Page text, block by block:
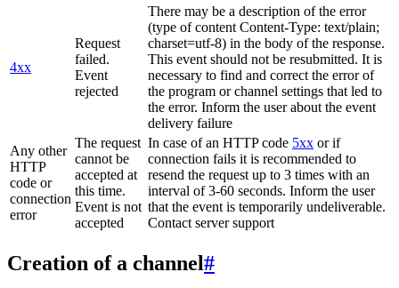
4xx
Request
failed.
Event
rejected
There may be a description of the error
(type of content Content-Type: text/plain;
charset=utf-8) in the body of the response.
This event should not be resubmitted. It is
necessary to find and correct the error of
the program or channel settings that led to
the error. Inform the user about the event
delivery failure
Any other
HTTP
code or
connection
error
The request
cannot be
accepted at
this time.
Event is not
accepted
In case of an HTTP code 5xx or if
connection fails it is recommended to
resend the request up to 3 times with an
interval of 3-60 seconds. Inform the user
that the event is temporarily undeliverable.
Contact server support
Creation of a channel#